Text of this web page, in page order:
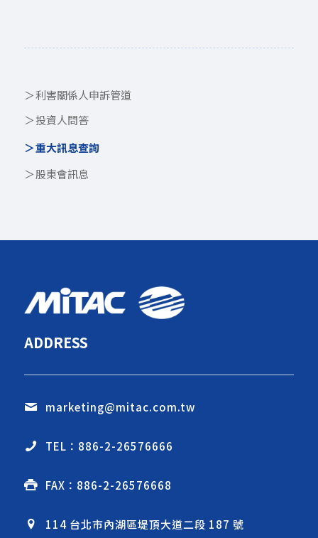
利害關係人申訴管道
投資人問答
重大訊息查詢
股東會訊息
ADDRESS
marketing@mitac.com.tw
TEL：886-2-26576666
FAX：886-2-26576668
114 台北市內湖區堤頂大道二段 187 號